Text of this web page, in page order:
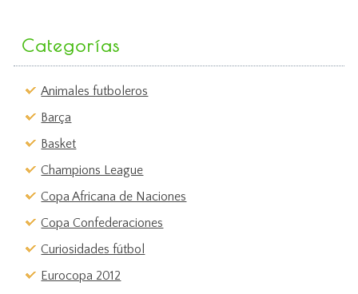
Categorías
Animales futboleros
Barça
Basket
Champions League
Copa Africana de Naciones
Copa Confederaciones
Curiosidades fútbol
Eurocopa 2012